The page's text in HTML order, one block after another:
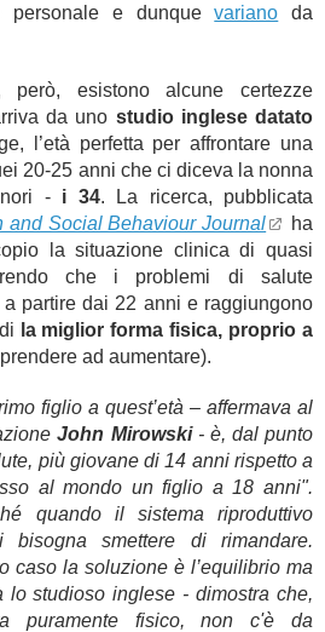
personale e dunquevariano da
esistono alcune certezze
da uno studio inglese datato
l’età perfetta per affrontare una
20-25 anni che ci diceva la nonna
- i 34. La ricerca, pubblicata
and Social Behaviour Journal
ha
la situazione clinica di quasi
che i problemi di salute
partire dai 22 anni e raggiungono
la miglior forma fisica, proprio a
ad aumentare).
figlio a quest’età – affermava al
John Mirowski- è, dal punto
più giovane di 14 anni rispetto a
al mondo un figlio a 18 anni".
quando il sistema riproduttivo
bisogna smettere di rimandare.
caso la soluzione è l’equilibrio ma
lo studioso inglese - dimostra che,
puramente fisico, non c'è da